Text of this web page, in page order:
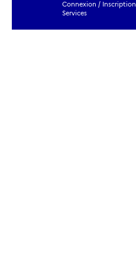
Connexion / Inscription
Services